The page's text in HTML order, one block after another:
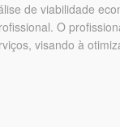
de viabilidade
O
visando à